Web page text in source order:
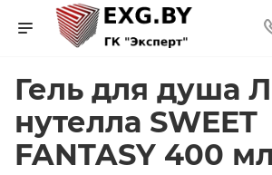
Гель для душа
нутелла SWEET
FANTASY 400 мл